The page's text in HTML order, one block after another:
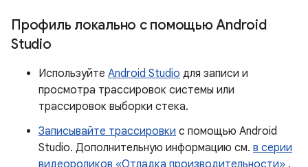
Профиль локально с помощью Android
Studio
Используйте Android Studio для записи и
просмотра трассировок системы или
трассировок выборки стека.
Записывайте трассировки с помощью Android
Studio. Дополнительную информацию см. в серии
видеороликов «Отладка производительности» .